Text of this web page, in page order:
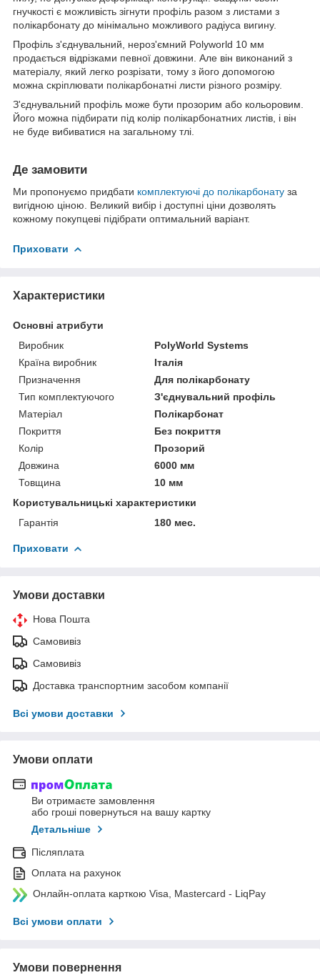
гнучкості є можливість зігнути профіль разом з листами з
полікарбонату до мінімально можливого радіуса вигину.
Профіль з'єднувальний, нероз'ємний Polyworld 10 мм
продається відрізками певної довжини. Але він виконаний з
матеріалу, який легко розрізати, тому з його допомогою
можна скріплювати полікарбонатні листи різного розміру.
З'єднувальний профіль може бути прозорим або кольоровим.
Його можна підбирати під колір полікарбонатних листів, і він
не буде вибиватися на загальному тлі.
Де замовити
Ми пропонуємо придбати комплектуючі до полікарбонату за
вигідною ціною. Великий вибір і доступні ціни дозволять
кожному покупцеві підібрати оптимальний варіант.
Приховати
Характеристики
Основні атрибути
Виробник
PolyWorld Systems
Країна виробник
Італія
Призначення
Для полікарбонату
Тип комплектуючого
З'єднувальний профіль
Матеріал
Полікарбонат
Покриття
Без покриття
Колір
Прозорий
Довжина
6000 мм
Товщина
10 мм
Користувальницькі характеристики
Гарантія
180 мес.
Приховати
Умови доставки
Нова Пошта
Самовивіз
Самовивіз
Доставка транспортним засобом компанії
Всі умови доставки
Умови оплати
Ви отримаєте замовлення
або гроші повернуться на вашу картку
Детальніше
Післяплата
Оплата на рахунок
Онлайн-оплата карткою Visa, Mastercard - LiqPay
Всі умови оплати
Умови повернення